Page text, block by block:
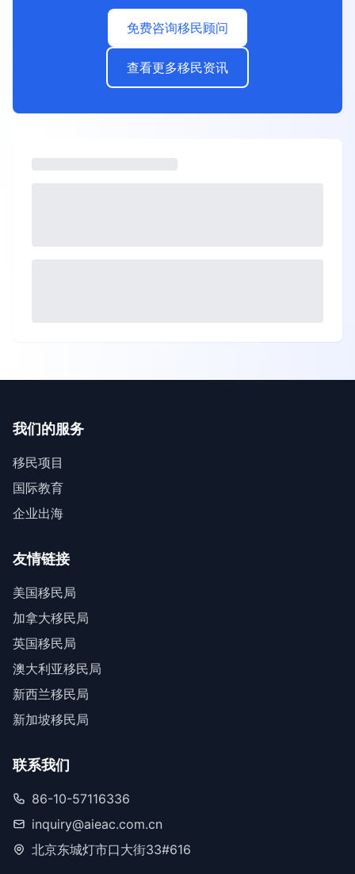
免费咨询移民顾问
查看更多移民资讯
我们的服务
移民项目
国际教育
企业出海
友情链接
美国移民局
加拿大移民局
英国移民局
澳大利亚移民局
新西兰移民局
新加坡移民局
联系我们
86-10-57116336
inquiry@aieac.com.cn
北京东城灯市口大街33#616